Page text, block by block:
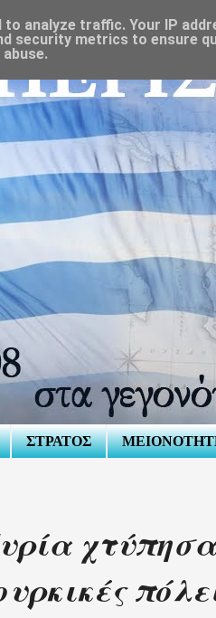
ΣΤΡΑΤΟΣ
analyze traffic. Your IP
security metrics to ensure